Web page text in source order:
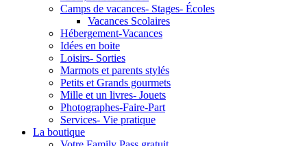
Camps de vacances- Stages- Écoles
Vacances Scolaires
Hébergement-Vacances
Idées en boite
Loisirs- Sorties
Marmots et parents stylés
Petits et Grands gourmets
Mille et un livres- Jouets
Photographes-Faire-Part
Services- Vie pratique
La boutique